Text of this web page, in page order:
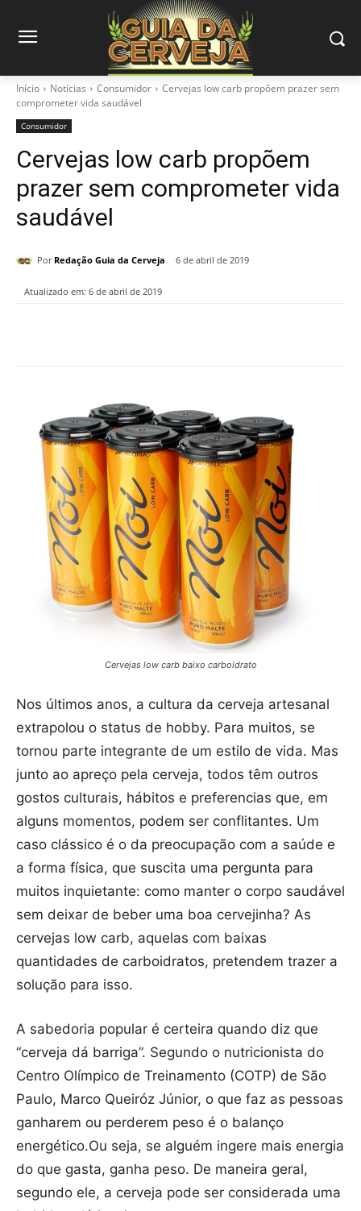
Início Notícias Consumidor
Cervejas low carb propõem prazer sem
comprometer vida saudável
Consumidor
Cervejas low carb propõem
prazer sem comprometer vida
saudável
Por Redação Guia da Cerveja 6 de abril de 2019
Atualizado em: 6 de abril de 2019
Cervejas low carb baixo carboidrato
Nos últimos anos, a cultura da cerveja artesanal
extrapolou o status de hobby. Para muitos, se
tornou parte integrante de um estilo de vida. Mas
junto ao apreço pela cerveja, todos têm outros
gostos culturais, hábitos e preferencias que, em
alguns momentos, podem ser conflitantes. Um
caso clássico é o da preocupação com a saúde e
a forma física, que suscita uma pergunta para
muitos inquietante: como manter o corpo saudável
sem deixar de beber uma boa cervejinha? As
cervejas low carb, aquelas com baixas
quantidades de carboidratos, pretendem trazer a
solução para isso.
A sabedoria popular é certeira quando diz que
“cerveja dá barriga”. Segundo o nutricionista do
Centro Olímpico de Treinamento (COTP) de São
Paulo, Marco Queiróz Júnior, o que faz as pessoas
ganharem ou perderem peso é o balanço
energético.Ou seja, se alguém ingere mais energia
do que gasta, ganha peso. De maneira geral,
segundo ele, a cerveja pode ser considerada uma